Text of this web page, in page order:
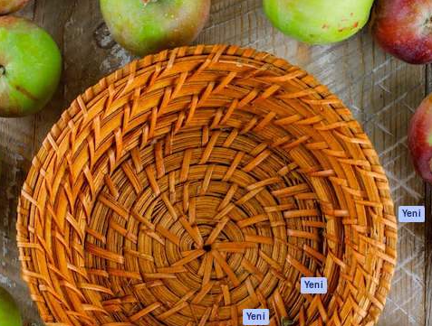
yöneteceğin yaratıcı platform.
işletmeler, ajanslar ve
genelinde 1 milyondan fazla
Ürünler
Spaces
AI Asistanı
AI Görüntü
Oluşturucu
AI video
oluşturucu
AI ses oluşturucu
Stok içerik
Claude/ChatGPT
için MCP
Yeni
Ajanlar Yeni
Başlayın
Academy
Destek
Kullanım
Gizlilik
Orijinaller Yeni
Çerez politikası
Güven merkezi
Satış ortakları
Kurumsal